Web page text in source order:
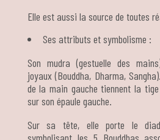
Elle est aussi la source de toutes
Ses attributs et symbolisme :
Son mudra (gestuelle des
joyaux (Bouddha, Dharma,
de la main gauche tiennent la tige
sur son épaule gauche.
Sur sa tête, elle porte le